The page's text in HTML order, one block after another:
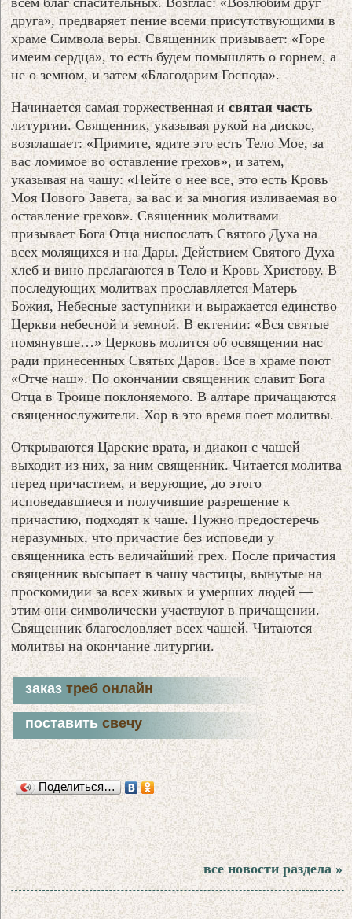
друга», предваряет пение всеми присутствующими в
храме Символа веры. Священник призывает: «Горе
имеим сердца», то есть будем помышлять о горнем, а
не о земном, и затем «Благодарим Господа».
Начинается самая торжественная исвятая часть
литургии. Священник, указывая рукой на дискос,
возглашает: «Примите, ядите это есть Тело Мое, за
вас ломимое во оставление грехов», и затем,
указывая на чашу: «Пейте о нее все, это есть Кровь
Моя Нового Завета, за вас и за многия изливаемая во
оставление грехов». Священник молитвами
призывает Бога Отца ниспослать Святого Духа на
всех молящихся и на Дары. Действием Святого Духа
хлеб и вино прелагаются в Тело и Кровь Христову. В
последующих молитвах прославляется Матерь
Божия, Небесные заступники и выражается единство
Церкви небесной и земной. В ектении: «Вся святые
помянувше…» Церковь молится об освящении нас
ради принесенных Святых Даров. Все в храме поют
«Отче наш». По окончании священник славит Бога
Отца в Троице поклоняемого. В алтаре причащаются
священнослужители. Хор в это время поет молитвы.
Открываются Царские врата, и диакон с чашей
выходит из них, за ним священник. Читается молитва
перед причастием, и верующие, до этого
исповедавшиеся и получившие разрешение к
причастию, подходят к чаше. Нужно предостеречь
неразумных, что причастие без исповеди у
священника есть величайший грех. После причастия
священник высыпает в чашу частицы, вынутые на
проскомидии за всех живых и умерших людей —
этим они символически участвуют в причащении.
Священник благословляет всех чашей. Читаются
молитвы на окончание литургии.
заказтреб онлайн
поставитьсвечу
Поделиться…
все новости раздела »